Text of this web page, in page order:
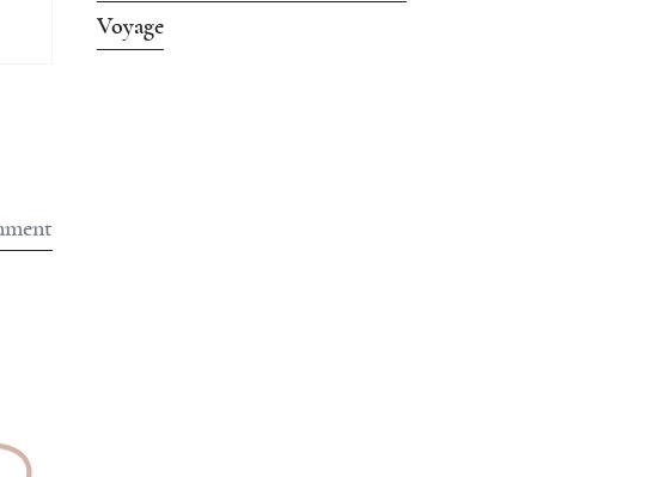
Voyage